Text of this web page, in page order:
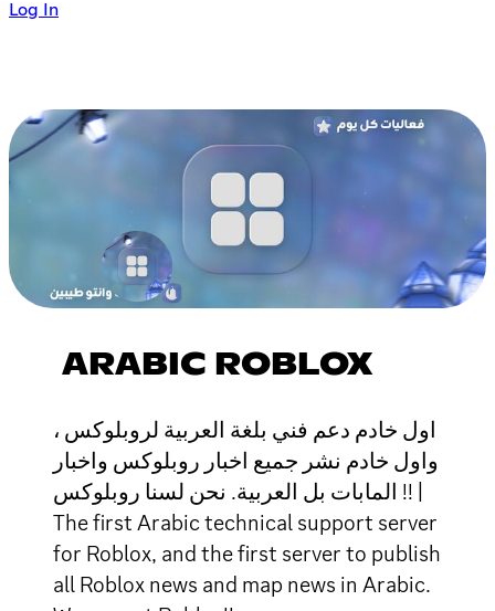
Log In
ARABIC ROBLOX
اول خادم دعم فني بلغة العربية لروبلوكس ،
واول خادم نشر جميع اخبار روبلوكس واخبار
المابات بل العربية. نحن لسنا روبلوكس !! |
The first Arabic technical support server
for Roblox, and the first server to publish
all Roblox news and map news in Arabic.